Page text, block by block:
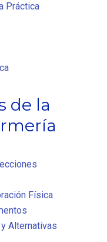
Práctica
de la
Física
Alternativas